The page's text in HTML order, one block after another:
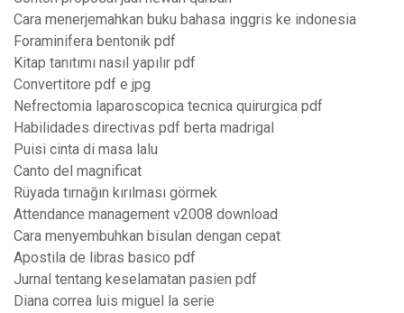
Cara menerjemahkan buku bahasa inggris ke indonesia
Foraminifera bentonik pdf
Kitap tanıtımı nasıl yapılır pdf
Convertitore pdf e jpg
Nefrectomia laparoscopica tecnica quirurgica pdf
Habilidades directivas pdf berta madrigal
Puisi cinta di masa lalu
Canto del magnificat
Rüyada tırnağın kırılması görmek
Attendance management v2008 download
Cara menyembuhkan bisulan dengan cepat
Apostila de libras basico pdf
Jurnal tentang keselamatan pasien pdf
Diana correa luis miguel la serie